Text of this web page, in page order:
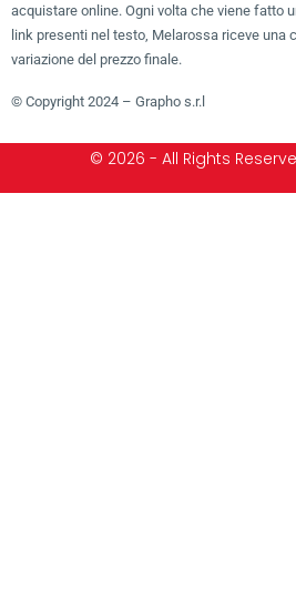
acquistare online. Ogni volta che viene fatto
link presenti nel testo, Melarossa riceve una
variazione del prezzo finale.
© Copyright 2024 – Grapho s.r.l
© 2026 - All Rights